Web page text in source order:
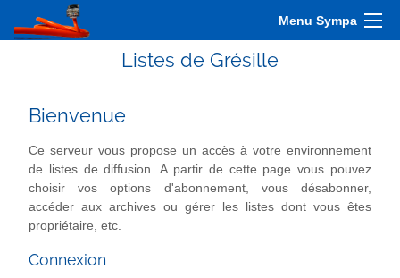
Menu Sympa
Listes de Grésille
Bienvenue
Ce serveur vous propose un accès à votre environnement
de listes de diffusion. A partir de cette page vous pouvez
choisir vos options d'abonnement, vous désabonner,
accéder aux archives ou gérer les listes dont vous êtes
propriétaire, etc.
Connexion